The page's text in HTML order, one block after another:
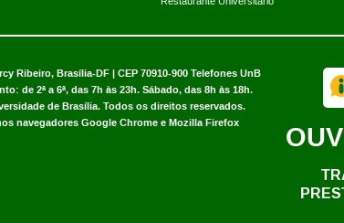
Ribeiro,Brasília-DF | CEP 70910-900 Telefones UnB
de 2ª a 6ª, das 7h às 23h. Sábado, das 8h às 18h.
de Brasília. Todos os direitos reservados.
navegadores Google Chrome e Mozilla Firefox